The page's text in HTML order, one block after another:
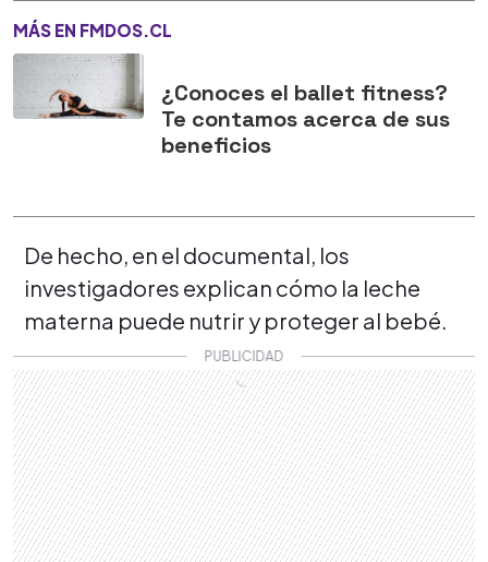
MÁS EN FMDOS.CL
¿Conoces el ballet fitness?
Te contamos acerca de sus
beneficios
De hecho, en el documental, los
investigadores explican cómo la leche
materna puede nutrir y proteger al bebé.